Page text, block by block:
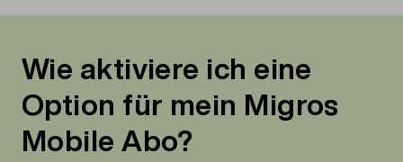
Wie aktiviere ich eine
Option für mein Migros
Mobile Abo?